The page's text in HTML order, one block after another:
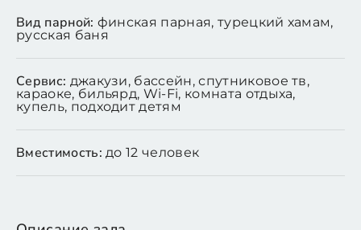
Вид парной: финская парная, турецкий хамам,
русская баня
Сервис: джакузи, бассейн, спутниковое тв,
караоке, бильярд, Wi-Fi, комната отдыха,
купель, подходит детям
Вместимость: до 12 человек